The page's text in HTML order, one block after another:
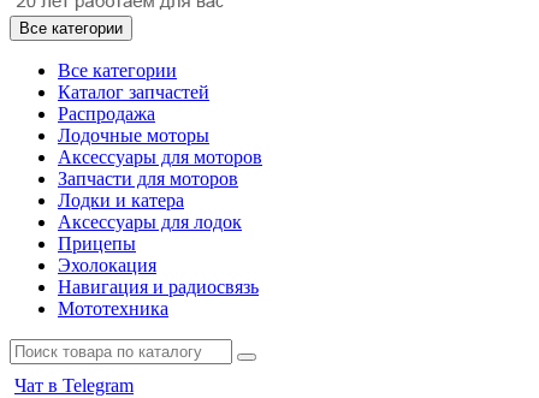
Все категории
Все категории
Каталог запчастей
Распродажа
Лодочные моторы
Аксессуары для моторов
Запчасти для моторов
Лодки и катера
Аксессуары для лодок
Прицепы
Эхолокация
Навигация и радиосвязь
Мототехника
Чат в Telegram